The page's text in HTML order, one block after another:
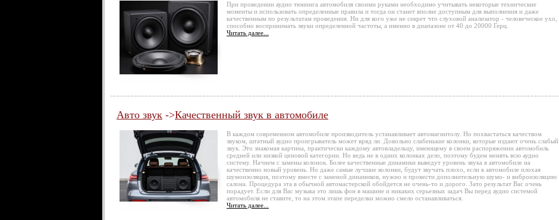
При проведении аудио тюнинга автомобиля своими руками необходимо учитывать некоторые технические
моменты и использовать определенные правила и тогда он станет вполне доступным для выполнения и даже
качественным по результатам проведения. Ни для кого уже не секрет что слуховой анализатор - человеческое ухо,
способно воспринимать звуки определенной частоты, а именно в диапазоне от 40 до 20000 Герц.
Читать далее...
Авто звук ->Качественный звук в автомобиле
В каждом современном автомобиле производитель устанавливает автомагнитолу. Но похвастаться качеством
звуком, штатный аудио проигрыватель может вряд ли. Довольно слабенькие колонки, которые издают очень слабый
звук. Это знакомая картина, практически каждому автовладельцу, имеющему в своем распоряжении автомобиль
средней или низкой ценовой категории. Но ведь не в одних колонках дело, поэтому будем менять всю аудио
систему. Начнем с замены колонок. Более качественные динамики выведут уровень звука в автомобиле на
качественно новый уровень. Но даже самые лучшие колонки, будут звучать плохо, если в автомобиле плохая
шумоизоляция, поэтому вместе с заменой динамиков, нужно и провести дополнительную шумо- и виброизоляцию
салона. Процедура эта в обычной автомастерской обойдется не очень-то и дорого. Зато результат Вас очень
порадует. Если для Вас музыка это лишь фон в машине и никаких серьезных задач Вы перед аудио системой
автомобиля не ставите, то на этом этапе переделки можно смело останавливаться.
Читать далее...